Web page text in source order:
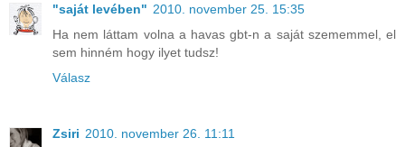
"saját levében" 2010. november 25. 15:35
Ha nem láttam volna a havas gbt-n a saját szememmel, el
sem hinném hogy ilyet tudsz!
Válasz
Zsiri 2010. november 26. 11:11